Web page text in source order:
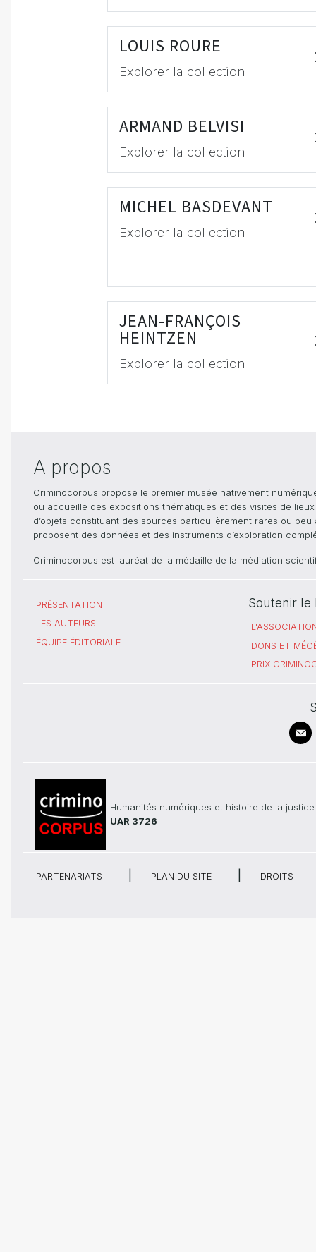
LOUIS ROURE
Explorer la collection
ARMAND BELVISI
Explorer la collection
MICHEL BASDEVANT
Explorer la collection
JEAN-FRANÇOIS
HEINTZEN
Explorer la collection
A propos
Criminocorpus propose le premier musée nativement
ou accueille des expositions thématiques et des visites de
d’objets constituant des sources particulièrement rares ou
proposent des données et des instruments d’exploration
Criminocorpus est lauréat de la médaille de la médiation
PRÉSENTATION
LES AUTEURS
ÉQUIPE ÉDITORIALE
Soutenir le
DONS ET
PRIX
Humanités numériques et histoire de la justice
UAR 3726
PARTENARIATS PLAN DU SITE DROITS